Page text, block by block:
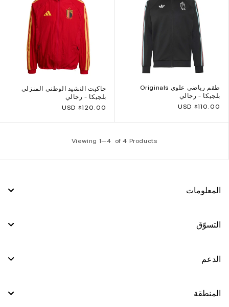
طقم رياضي علوي Originals
بلجيكا - رجالي
Regular
$110.00 USD
جاكيت النشيد الوطني المنزلي
بلجيكا - رجالي
Regular
$120.00 USD
Viewing 1—4 of 4 Products
المعلومات
التسوّق
الدعم
المنطقة